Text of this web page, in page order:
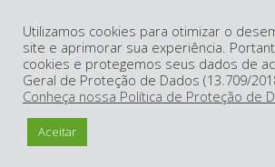
Banco de Sangue
Utilizamos cookies para otimizar o
site e aprimorar sua experiência.
cookies e protegemos seus dados de
Geral de Proteção de Dados (13.709/
Conheça nossa Política de Proteção de
Aceitar